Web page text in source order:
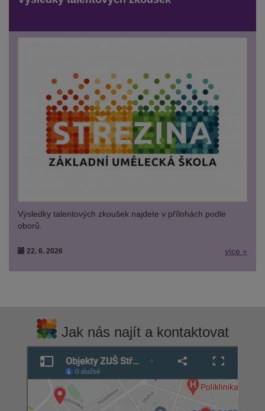
Výsledky talentových zkoušek najdete v přílohách podle
oborů.
22. 6. 2026 více »
Jak nás najít a kontaktovat